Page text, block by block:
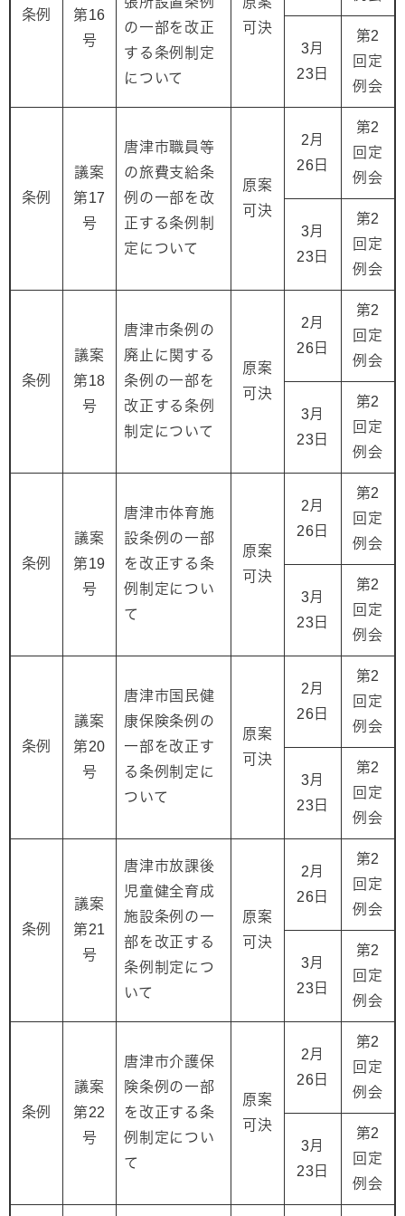
条例
第16
号
の一部を改正
する条例制定
について
可決
3月
23日
第2
回定
例会
条例
議案
第17
号
唐津市職員等
の旅費支給条
例の一部を改
正する条例制
定について
原案
可決
2月
26日
第2
回定
例会
3月
23日
第2
回定
例会
条例
議案
第18
号
唐津市条例の
廃止に関する
条例の一部を
改正する条例
制定について
原案
可決
2月
26日
第2
回定
例会
3月
23日
第2
回定
例会
条例
議案
第19
号
唐津市体育施
設条例の一部
を改正する条
例制定につい
て
原案
可決
2月
26日
第2
回定
例会
3月
23日
第2
回定
例会
条例
議案
第20
号
唐津市国民健
康保険条例の
一部を改正す
る条例制定に
ついて
原案
可決
2月
26日
第2
回定
例会
3月
23日
第2
回定
例会
条例
議案
第21
号
唐津市放課後
児童健全育成
施設条例の一
部を改正する
条例制定につ
いて
原案
可決
2月
26日
第2
回定
例会
3月
23日
第2
回定
例会
条例
議案
第22
号
唐津市介護保
険条例の一部
を改正する条
例制定につい
て
原案
可決
2月
26日
第2
回定
例会
3月
23日
第2
回定
例会